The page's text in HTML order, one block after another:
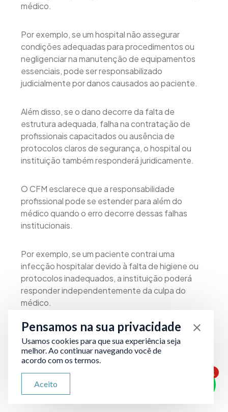
médico.
Por exemplo, se um hospital não assegurar
condições adequadas para procedimentos ou
negligenciar na manutenção de equipamentos
essenciais, pode ser responsabilizado
judicialmente por danos causados ao paciente.
Além disso, se o dano decorre da falta de
estrutura adequada, falha na contratação de
profissionais capacitados ou ausência de
protocolos claros de segurança, o hospital ou
instituição também responderá juridicamente.
O CFM esclarece que a responsabilidade
profissional pode se estender para além do
médico quando o erro decorre dessas falhas
institucionais.
Por exemplo, se um paciente contrai uma
infecção hospitalar devido à falta de higiene ou
protocolos inadequados, a instituição poderá
responder independentemente da culpa do
médico.
Em síntese, a responsabilidade civil por
negligência médica pode envolver tanto o
profissional diretamente responsável pelo ato
por ação ou omissão, para causar ou agravar o
dano ao paciente.
1
Pensamos na sua privacidade
Usamos cookies para que sua experiência seja
melhor. Ao continuar navegando você de
acordo com os termos.
Aceito